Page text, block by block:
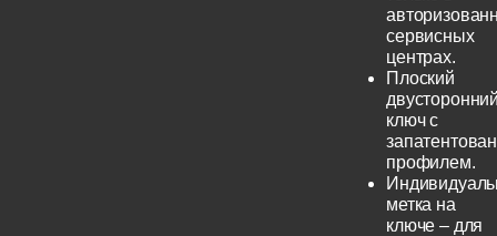
сервисных
центрах.
Плоский
ключ с
профилем.
метка на
ключе – для